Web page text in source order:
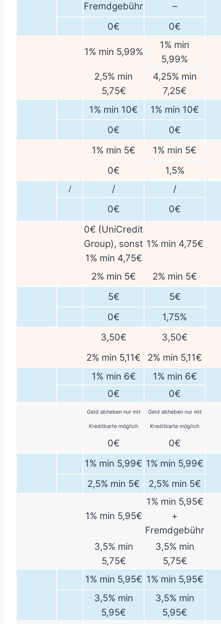
Fremdgebühr
–
0€
0€
1% min 5,99%
1% min
5,99%
2,5% min
5,75€
4,25% min
7,25€
1% min 10€
1% min 10€
0€
0€
1% min 5€
1% min 5€
0€
1,5%
/ /
/
0€
0€
0€ (UniCredit
Group), sonst
1% min 4,75€
1% min 4,75€
2% min 5€
2% min 5€
5€
5€
0€
1,75%
3,50€
3,50€
2% min 5,11€
2% min 5,11€
1% min 6€
1% min 6€
0€
0€
Geld abheben nur mit
Kreditkarte möglich
Geld abheben nur mit
Kreditkarte möglich
0€
0€
1% min 5,99€ 1% min 5,99€
2,5% min 5€
2,5% min 5€
1% min 5,95€
1% min 5,95€
+
Fremdgebühr
3,5% min
5,75€
3,5% min
5,75€
1% min 5,95€ 1% min 5,95€
3,5% min
5,95€
3,5% min
5,95€